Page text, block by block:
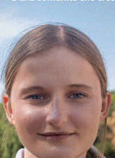
In vetrina 6 Agosto
Gita di
divertire i tuoi